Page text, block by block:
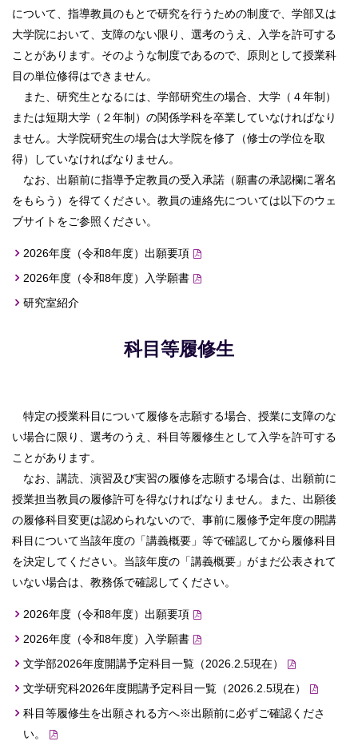
について、指導教員のもとで研究を行うための制度で、学部又は
大学院において、支障のない限り、選考のうえ、入学を許可する
ことがあります。そのような制度であるので、原則として授業科
目の単位修得はできません。
また、研究生となるには、学部研究生の場合、大学（４年制）
または短期大学（２年制）の関係学科を卒業していなければなり
ません。大学院研究生の場合は大学院を修了（修士の学位を取
得）していなければなりません。
なお、出願前に指導予定教員の受入承諾（願書の承認欄に署名
をもらう）を得てください。教員の連絡先については以下のウェ
ブサイトをご参照ください。
2026年度（令和8年度）出願要項
2026年度（令和8年度）入学願書
研究室紹介
科目等履修生
特定の授業科目について履修を志願する場合、授業に支障のな
い場合に限り、選考のうえ、科目等履修生として入学を許可する
ことがあります。
なお、講読、演習及び実習の履修を志願する場合は、出願前に
授業担当教員の履修許可を得なければなりません。また、出願後
の履修科目変更は認められないので、事前に履修予定年度の開講
科目について当該年度の「講義概要」等で確認してから履修科目
を決定してください。当該年度の「講義概要」がまだ公表されて
いない場合は、教務係で確認してください。
2026年度（令和8年度）出願要項
2026年度（令和8年度）入学願書
文学部2026年度開講予定科目一覧（2026.2.5現在）
文学研究科2026年度開講予定科目一覧（2026.2.5現在）
科目等履修生を出願される方へ※出願前に必ずご確認くださ
い。